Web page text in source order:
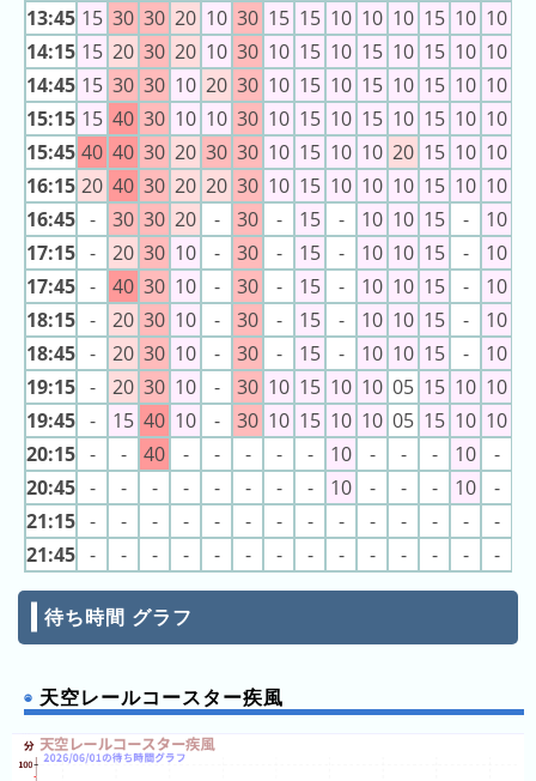
混
雑
ラ
ン
キ
ン
グ
今
日
の
ラ
ン
キ
ン
グ
昨
日
の
ラ
ン
キ
ン
グ
今
月
の
ン
キ
ン
13:45 15 30 30 20 10 30 15 15 10 10 10 15 10 10
14:15 15 20 30 20 10 30 10 15 10 15 10 15 10 10
14:45 15 30 30 10 20 30 10 15 10 15 10 15 10 10
15:15 15 40 30 10 10 30 10 15 10 15 10 15 10 10
15:45 40 40 30 20 30 30 10 15 10 10 20 15 10 10
16:15 20 40 30 20 20 30 10 15 10 10 10 15 10 10
16:45 - 30 30 20 - 30 - 15 - 10 10 15 - 10
17:15 - 20 30 10 - 30 - 15 - 10 10 15 - 10
17:45 - 40 30 10 - 30 - 15 - 10 10 15 - 10
18:15 - 20 30 10 - 30 - 15 - 10 10 15 - 10
18:45 - 20 30 10 - 30 - 15 - 10 10 15 - 10
19:15 - 20 30 10 - 30 10 15 10 10 05 15 10 10
19:45 - 15 40 10 - 30 10 15 10 10 05 15 10 10
20:15 - - 40 - - - - - 10 - - - 10 -
20:45 - - - - - - - - 10 - - - 10 -
21:15 - - - - - - - - - - - - - -
21:45 - - - - - - - - - - - - - -
待ち時間 グラフ
天空レールコースター疾風